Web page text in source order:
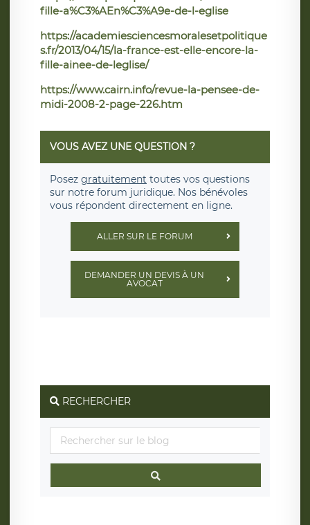
fille-a%C3%AEn%C3%A9e-de-l-eglise
https://academiesciencesmoralesetpolitique
s.fr/2013/04/15/la-france-est-elle-encore-la-
fille-ainee-de-leglise/
https://www.cairn.info/revue-la-pensee-de-
midi-2008-2-page-226.htm
VOUS AVEZ UNE QUESTION ?
Posez gratuitement toutes vos questions
sur notre forum juridique. Nos bénévoles
vous répondent directement en ligne.
ALLER SUR LE FORUM
DEMANDER UN DEVIS À UN
AVOCAT
RECHERCHER